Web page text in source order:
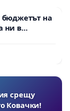
бюджетът на
ни в
срещу
Ковачки!